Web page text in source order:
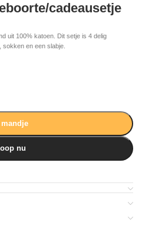
cadeausetje
uit 100% katoen. Dit setje is 4 delig
en een slabje.
mandje
nu